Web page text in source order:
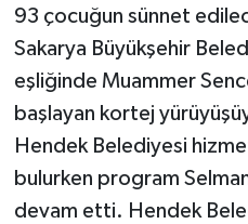
93 çocuğun sünnet
Sakarya Büyükşehir
eşliğinde Muammer
başlayan kortej
Hendek Belediyesi
bulurken program
devam etti. Hendek